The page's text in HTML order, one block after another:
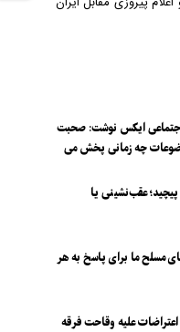
ایکس نوشت: صحبت
چه زمانی پخش می
عقب‌نشینی یا
مسلح ما برای پاسخ به هر
علیه وقاحت فرقه